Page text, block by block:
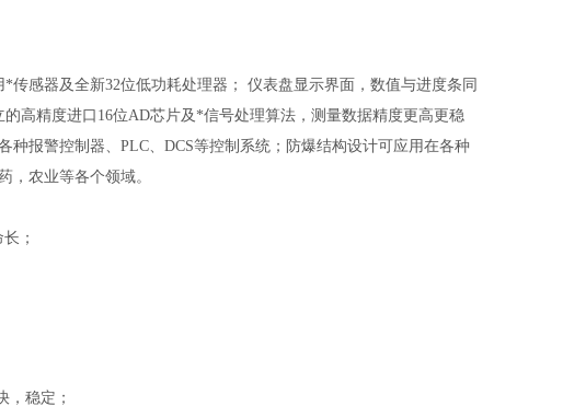
感器及全新32位低功耗处理器； 仪表盘显示界面，数值与进度条同
高精度进口16位AD芯片及*信号处理算法，测量数据精度更高更稳
种报警控制器、PLC、DCS等控制系统；防爆结构设计可应用在各种
，农业等各个领域。
；
稳定；